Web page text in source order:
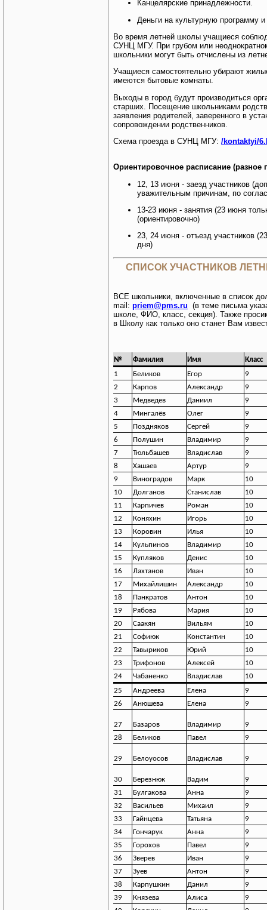
Канцелярские принадлежности.
Деньги на культурную программу
Во время летней школы учащиеся
СУНЦ МГУ. При грубом или
школьники могут быть отчислены из
Учащиеся самостоятельно убирают
имеются бытовые комнаты.
Выходы в город будут производиться
старших. Посещение школьниками
заявления родителей, заверенного в
сопровождении родственников.
Схема проезда в СУНЦ МГУ: /kontaktyi/
Ориентировочное расписание (разное
12, 13 июня - заезд участников
уважительным причинам, по
13-23 июня - занятия (23 июня
(ориентировочно)
23, 24 июня - отъезд участников
дня)
СПИСОК УЧАСТНИКОВ
ВСЕ школьники, включенные в список
mail: priem@pms.ru (в теме письма
школе, ФИО, класс, секция). Также
в Школу как только оно станет Вам
№ Фамилия Имя
Класс
1
Беликов Егор
9
2
Карпов Александр
9
3
Медведев Даниил
9
4
Мингалёв Олег
9
5
Поздняков Сергей
9
6
Полушин Владимир
9
7
Тюльбашев Владислав
9
8
Хашаев Артур
9
9
Виноградов Марк
10
10
Долганов Станислав
10
11
Карпичев Роман
10
12
Коняхин Игорь
10
13
Коровин Илья
10
14
Кульпинов Владимир
10
15
Купляков Денис
10
16
Лахтанов Иван
10
17
Михайлишин Александр
10
18
Панкратов Антон
10
19
Рябова Мария
10
20
Саакян Вильям
10
21
Софиюк Константин
10
22
Тавыриков Юрий
10
23
Трифонов Алексей
10
24
Чабаненко Владислав
10
25
Андреева Елена
9
26
Анюшева Елена 9
27 Базаров Владимир
9
28
Беликов Павел 9
29 Белоуосов Владислав 9
30 Березнюк Вадим
9
31
Булгакова Анна
9
32
Васильев Михаил
9
33
Гайнцева Татьяна
9
34
Гончарук Анна
9
35
Горохов Павел
9
36
Зверев Иван
9
37
Зуев Антон
9
38
Карпушкин Данил
9
39
Князева Алиса
9